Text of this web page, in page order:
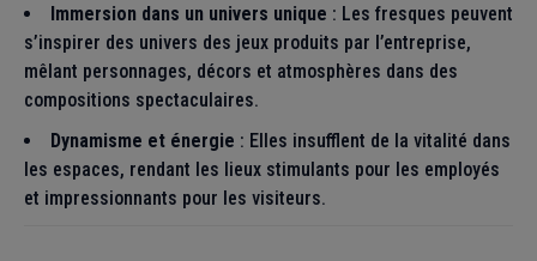
Immersion dans un univers unique : Les fresques peuvent
s’inspirer des univers des jeux produits par l’entreprise,
mêlant personnages, décors et atmosphères dans des
compositions spectaculaires.
Dynamisme et énergie : Elles insufflent de la vitalité dans
les espaces, rendant les lieux stimulants pour les employés
et impressionnants pour les visiteurs.